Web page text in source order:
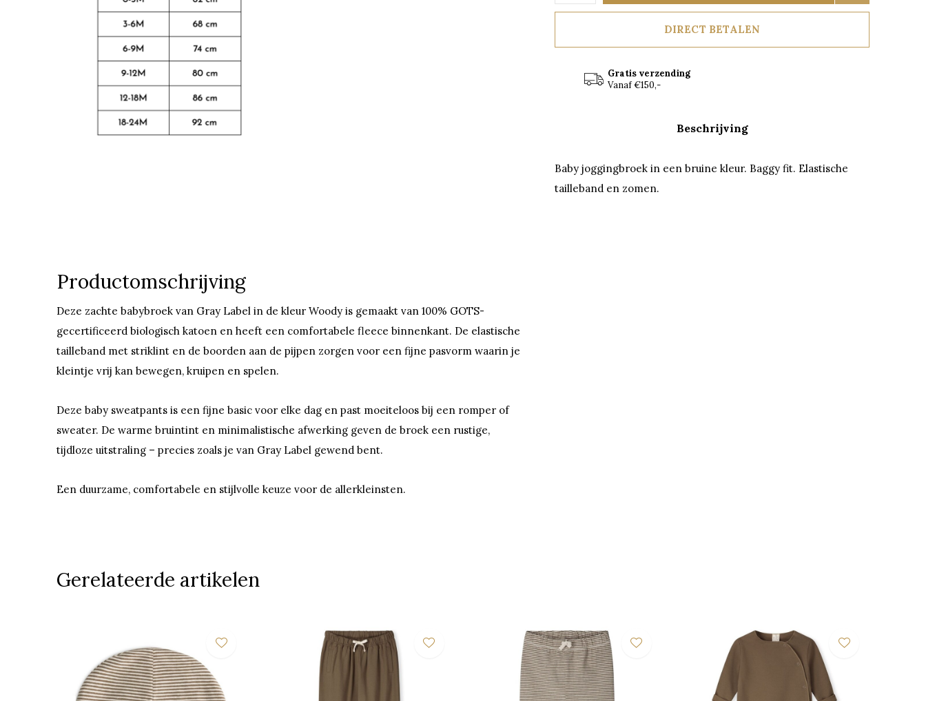
DIRECT BETALEN
Gratis verzending
Vanaf €150,-
Beschrijving
Baby joggingbroek in een bruine kleur. Baggy fit. Elastische
tailleband en zomen.
Productomschrijving
Deze zachte babybroek van Gray Label in de kleur Woody is gemaakt van 100% GOTS-
gecertificeerd biologisch katoen en heeft een comfortabele fleece binnenkant. De elastische
tailleband met striklint en de boorden aan de pijpen zorgen voor een fijne pasvorm waarin je
kleintje vrij kan bewegen, kruipen en spelen.
Deze baby sweatpants is een fijne basic voor elke dag en past moeiteloos bij een romper of
sweater. De warme bruintint en minimalistische afwerking geven de broek een rustige,
tijdloze uitstraling – precies zoals je van Gray Label gewend bent.
Een duurzame, comfortabele en stijlvolle keuze voor de allerkleinsten.
Gerelateerde artikelen